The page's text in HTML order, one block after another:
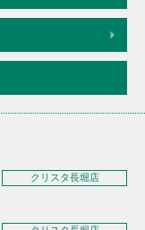
クリスタ長堀店